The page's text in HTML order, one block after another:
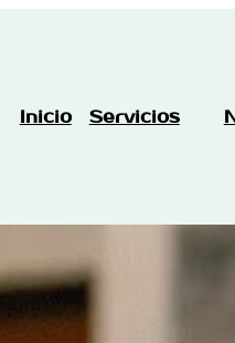
Inicio Servicios